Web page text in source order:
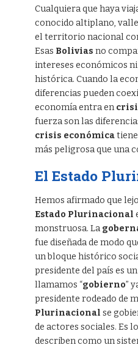
Cualquiera que haya
conocido altiplano,
el territorio nacional
Esas Bolivias no
intereses económicos
histórica. Cuando la
diferencias pueden
economía entra en
fuerza son las
crisis económicatiene
más peligrosa que una
El Estado
Hemos afirmado que
Estado Plurinacional
monstruosa. La
fue diseñada de modo
un bloque histórico
presidente del país es
llamamos “gobierno”
presidente rodeado de
Plurinacional se
de actores sociales. Es
describen como un